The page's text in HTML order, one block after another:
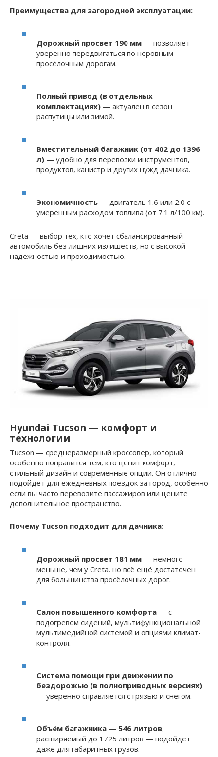
Преимущества для загородной эксплуатации:
Дорожный просвет 190 мм — позволяет
уверенно передвигаться по неровным
просёлочным дорогам.
Полный привод (в отдельных
комплектациях) — актуален в сезон
распутицы или зимой.
Вместительный багажник (от 402 до 1396
л) — удобно для перевозки инструментов,
продуктов, канистр и других нужд дачника.
Экономичность — двигатель 1.6 или 2.0 с
умеренным расходом топлива (от 7.1 л/100 км).
Creta — выбор тех, кто хочет сбалансированный
автомобиль без лишних излишеств, но с высокой
надежностью и проходимостью.
Hyundai Tucson — комфорт и
технологии
Tucson — среднеразмерный кроссовер, который
особенно понравится тем, кто ценит комфорт,
стильный дизайн и современные опции. Он отлично
подойдёт для ежедневных поездок за город, особенно
если вы часто перевозите пассажиров или цените
дополнительное пространство.
Почему Tucson подходит для дачника:
Дорожный просвет 181 мм — немного
меньше, чем у Creta, но всё ещё достаточен
для большинства просёлочных дорог.
Салон повышенного комфорта — с
подогревом сидений, мультифункциональной
мультимедийной системой и опциями климат-
контроля.
Система помощи при движении по
бездорожью (в полноприводных версиях)
— уверенно справляется с грязью и снегом.
Объём багажника — 546 литров,
расширяемый до 1725 литров — подойдёт
даже для габаритных грузов.